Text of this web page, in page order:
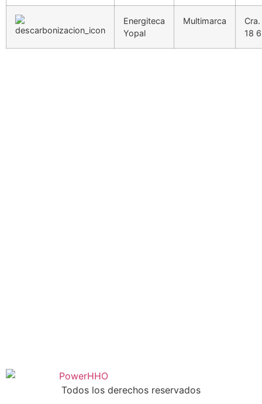
Energiteca
Yopal
Multimarca
18
Todos los derechos reservados